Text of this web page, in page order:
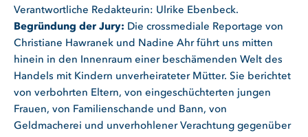
Verantwortliche Redakteurin: Ulrike Ebenbeck.
Begründung der Jury: Die crossmediale Reportage von
Christiane Hawranek und Nadine Ahr führt uns mitten
hinein in den Innenraum einer beschämenden Welt des
Handels mit Kindern unverheirateter Mütter. Sie berichtet
von verbohrten Eltern, von eingeschüchterten jungen
Frauen, von Familienschande und Bann, von
Geldmacherei und unverhohlener Verachtung gegenüber